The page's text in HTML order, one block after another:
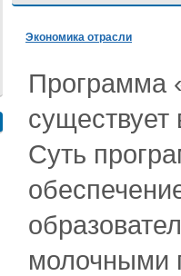
Экономика отрасли
Программа
Суть
молочными